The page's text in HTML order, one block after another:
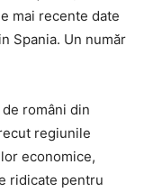
mai recente date
Spania. Un număr
români din
regiunile
economice,
ridicate pentru